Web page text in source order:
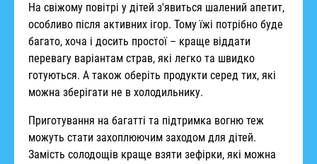
На свіжому повітрі у дітей з'явиться шалений апетит,
особливо після активних ігор. Тому їжі потрібно буде
багато, хоча і досить простої – краще віддати
перевагу варіантам страв, які легко та швидко
готуються. А також оберіть продукти серед тих, які
можна зберігати не в холодильнику.
Приготування на багатті та підтримка вогню теж
можуть стати захоплюючим заходом для дітей.
Замість солодощів краще взяти зефірки, які можна